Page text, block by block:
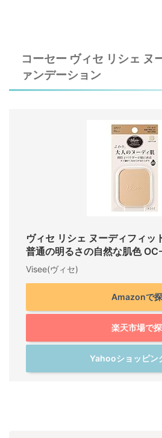
コーセー ヴィセ リシェ ヌ
ァンデーション
ヴィセ リシェ ヌーディフィッ
普通の明るさの自然な肌色
Visee(ヴィセ)
Amazonで
楽天市場で
Yahooショッピン